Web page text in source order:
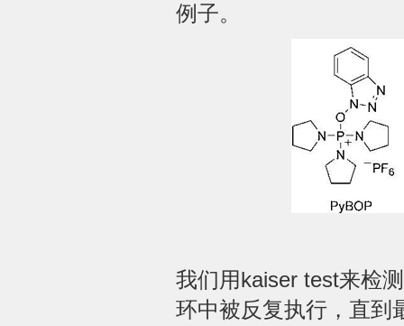
例子。
我们用kaiser test来检
环中被反复执行，直到